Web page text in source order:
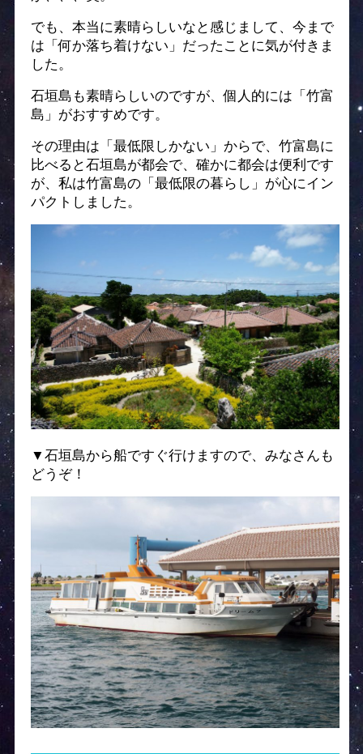
でも、本当に素晴らしいなと感じまして、 今まで
は「何か落ち着けない」だったことに気が付きま
した。
石垣島も素晴らしいのですが、個人的には「竹富
島」がおすすめです。
その理由は「最低限しかない」からで、竹富島に
比べると石垣島が都会で、確かに都会は便利です
が、私は竹富島の「最低限の暮らし」が心にイン
パクトしました。
▼石垣島から船ですぐ行けますので、みなさんも
どうぞ！